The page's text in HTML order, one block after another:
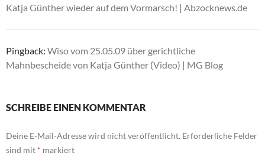
Katja Günther wieder auf dem Vormarsch! | Abzocknews.de
Pingback: Wiso vom 25.05.09 über gerichtliche
Mahnbescheide von Katja Günther (Video) | MG Blog
SCHREIBE EINEN KOMMENTAR
Deine E-Mail-Adresse wird nicht veröffentlicht. Erforderliche Felder
sind mit * markiert